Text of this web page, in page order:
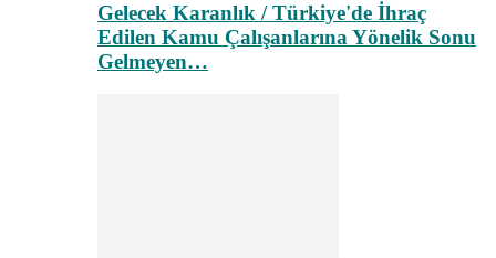
Gelecek Karanlık / Türkiye'de İhraç
Edilen Kamu Çalışanlarına Yönelik Sonu
Gelmeyen…